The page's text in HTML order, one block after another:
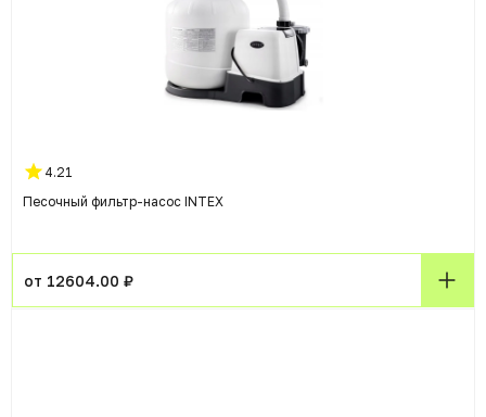
4.21
Песочный фильтр-насос INTEX
от 12604.00 ₽